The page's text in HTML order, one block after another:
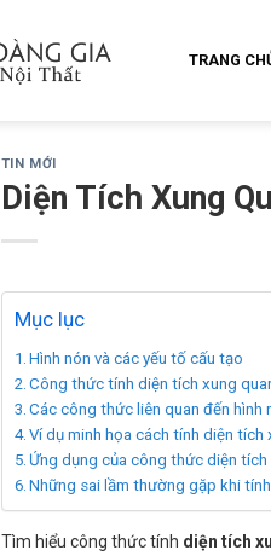
TRANG
TIN MỚI
Diện Tích Xung
Mục lục
Hình nón và các yếu tố cấu tạo
Công thức tính diện tích xung
Các công thức liên quan đến hình
Ví dụ minh họa cách tính diện tích
Ứng dụng của công thức diện tích
Những sai lầm thường gặp khi
Tìm hiểu công thức tính diện tích